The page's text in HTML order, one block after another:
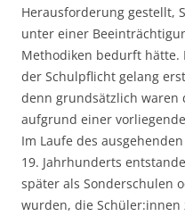
Herausforderung gestellt,
unter einer
Methodiken bedurft hätte.
der Schulpflicht gelang
denn grundsätzlich waren
aufgrund einer
Im Laufe des
19. Jahrhunderts
später als Sonderschulen
wurden, die